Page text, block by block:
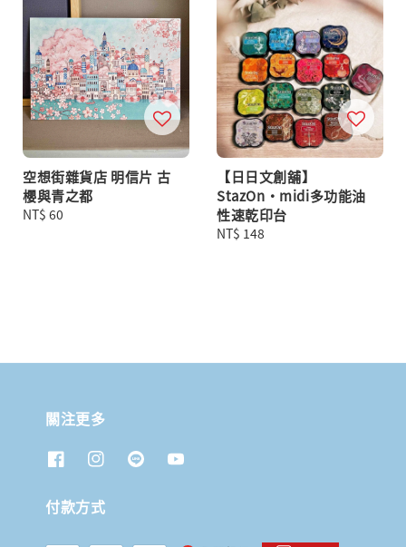
空想街雜貨店 明信片 古
櫻與青之都
Regular
NT$ 60
【日日文創舖】
StazOn・midi多功能油
性速乾印台
Regular
NT$ 148
關注更多
付款方式